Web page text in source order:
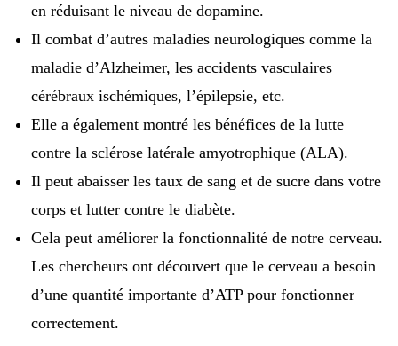
en réduisant le niveau de dopamine.
Il combat d’autres maladies neurologiques comme la
maladie d’Alzheimer, les accidents vasculaires
cérébraux ischémiques, l’épilepsie, etc.
Elle a également montré les bénéfices de la lutte
contre la sclérose latérale amyotrophique (ALA).
Il peut abaisser les taux de sang et de sucre dans votre
corps et lutter contre le diabète.
Cela peut améliorer la fonctionnalité de notre cerveau.
Les chercheurs ont découvert que le cerveau a besoin
d’une quantité importante d’ATP pour fonctionner
correctement.